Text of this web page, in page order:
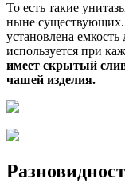
То есть такие
ныне существующих.
установлена
используется при
имеет скрытый
чашей изделия.